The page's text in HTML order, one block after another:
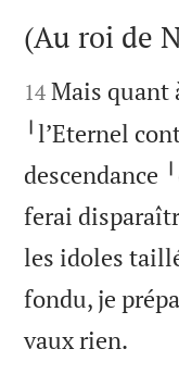

(Au roi de

14 Mais quant
╵l’Eternel
descendance
ferai
les idoles
fondu, je
vaux rien.